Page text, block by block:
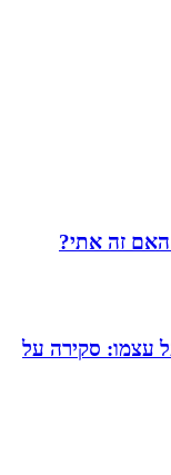
זה אתי?
עצמו: סקירה על